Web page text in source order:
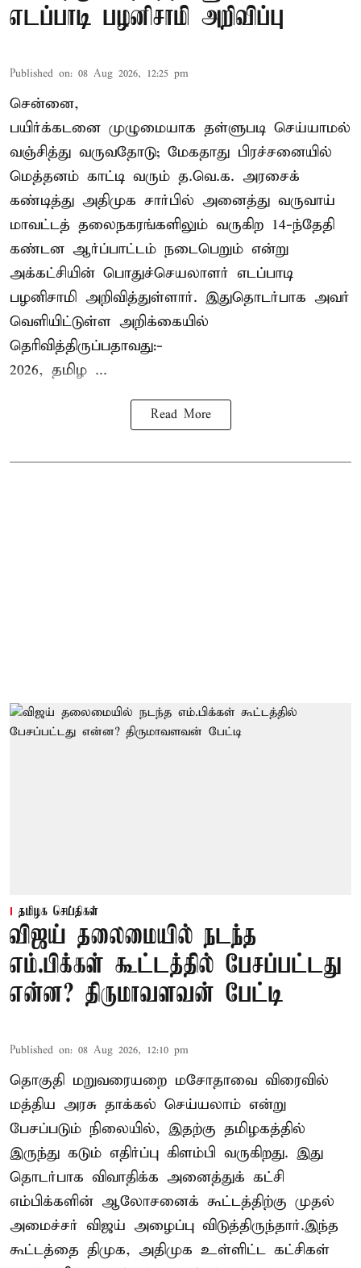
எடப்பாடி பழனிசாமி அறிவிப்பு
Published on: 08 Aug 2026, 12:25 pm
சென்னை,
பயிர்க்கடனை முழுமையாக தள்ளுபடி செய்யாமல்
வஞ்சித்து வருவதோடு; மேகதாது பிரச்சனையில்
மெத்தனம் காட்டி வரும் த.வெ.க. அரசைக்
கண்டித்து அதிமுக சார்பில் அனைத்து வருவாய்
மாவட்டத் தலைநகரங்களிலும் வருகிற 14-ந்தேதி
கண்டன ஆர்ப்பாட்டம் நடைபெறும் என்று
அக்கட்சியின் பொதுச்செயலாளர் எடப்பாடி
பழனிசாமி அறிவித்துள்ளார். இதுதொடர்பாக அவர்
வெளியிட்டுள்ள அறிக்கையில்
தெரிவித்திருப்பதாவது:-
2026, தமிழ ...
Read More
தமிழக செய்திகள்
விஜய் தலைமையில் நடந்த
எம்.பிக்கள் கூட்டத்தில் பேசப்பட்டது
என்ன? திருமாவளவன் பேட்டி
Published on: 08 Aug 2026, 12:10 pm
தொகுதி மறுவரையறை மசோதாவை விரைவில்
மத்திய அரசு தாக்கல் செய்யலாம் என்று
பேசப்படும் நிலையில், இதற்கு தமிழகத்தில்
இருந்து கடும் எதிர்ப்பு கிளம்பி வருகிறது. இது
தொடர்பாக விவாதிக்க அனைத்துக் கட்சி
எம்பிக்களின் ஆலோசனைக் கூட்டத்திற்கு முதல்
அமைச்சர் விஜய் அழைப்பு விடுத்திருந்தார்.இந்த
கூட்டத்தை திமுக, அதிமுக உள்ளிட்ட கட்சிகள்